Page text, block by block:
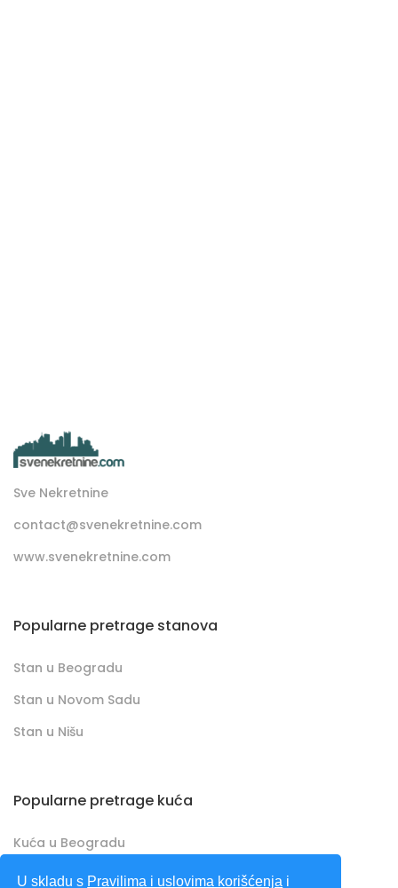
U skladu s Pravilima i uslovima korišćenja i
Sve Nekretnine
contact@svenekretnine.com
www.svenekretnine.com
Popularne pretrage stanova
Stan u Beogradu
Stan u Novom Sadu
Stan u Nišu
Popularne pretrage kuća
Kuća u Beogradu
Kuća u Novom Sadu